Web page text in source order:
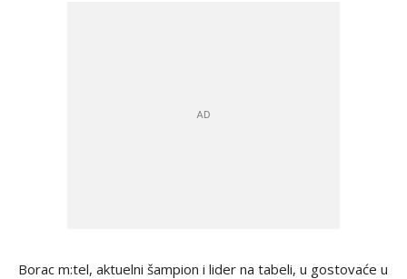
Borac m:tel, aktuelni šampion i lider na tabeli, u gostovaće u